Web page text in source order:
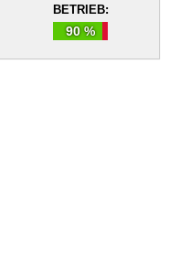
BETRIEB:
90 %